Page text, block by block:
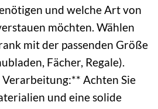
und welche Art von
möchten. Wählen
mit der passenden Größe
Fächer, Regale).
Achten Sie
und eine solide